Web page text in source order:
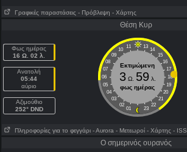
Γραφικές παραστάσεις - Πρόβλεψη - Χάρτης
Θέση Κυρ
Φως ημέρας
16 Ω. 02 λ.
Ανατολή
05:44
αύριο
Aζιμούθιο
252° DND
11 13
10
14
09
15
08
16
07
17
06
18
05
19
04
20
03
21
02
22
01 23
Εκτιμώμενη
3Ω. 59λ.
φως ημέρας
Πληροφορίες για το φεγγάρι - Αυrora - Μετεωροί - Χάρτης - ISS
Ο σημερινός ουρανός